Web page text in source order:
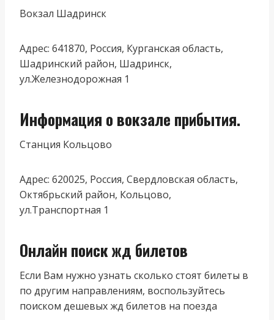
Вокзал Шадринск
Адрес: 641870, Россия, Курганская область,
Шадринский район, Шадринск,
ул.Железнодорожная 1
Информация о вокзале прибытия.
Станция Кольцово
Адрес: 620025, Россия, Свердловская область,
Октябрьский район, Кольцово,
ул.Транспортная 1
Онлайн поиск жд билетов
Если Вам нужно узнать сколько стоят билеты в
по другим направлениям, воспользуйтесь
поиском дешевых жд билетов на поезда